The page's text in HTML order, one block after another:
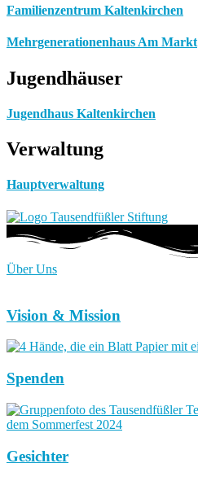
Familienzentrum Kaltenkirchen
Mehrgenerationenhaus Am Markt
Jugendhäuser
Jugendhaus Kaltenkirchen
Verwaltung
Hauptverwaltung
Über Uns
Vision & Mission
Spenden
Gesichter